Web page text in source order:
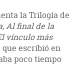
la Trilogía de
,Al final de la
vínculo más
que escribió en
poco tiempo